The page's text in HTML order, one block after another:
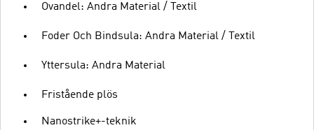
Ovandel: Andra Material / Textil
Foder Och Bindsula: Andra Material / Textil
Yttersula: Andra Material
Fristående plös
Nanostrike+-teknik